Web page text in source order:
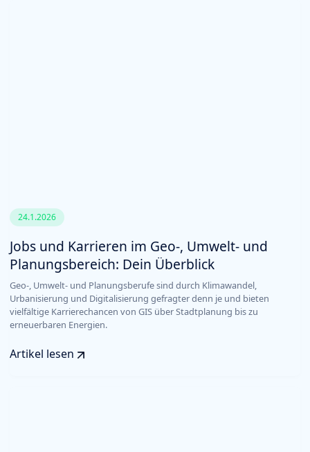
24.1.2026
Jobs und Karrieren im Geo-, Umwelt- und
Planungsbereich: Dein Überblick
Geo-, Umwelt- und Planungsberufe sind durch Klimawandel,
Urbanisierung und Digitalisierung gefragter denn je und bieten
vielfältige Karrierechancen von GIS über Stadtplanung bis zu
erneuerbaren Energien.
Artikel lesen